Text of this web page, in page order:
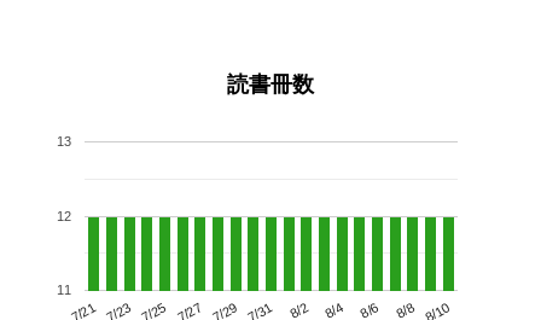
読書冊数
7/21 7/23 7/25 7/27 7/29 7/31 8/2 8/4 8/6 8/8 8/10
11
12
13